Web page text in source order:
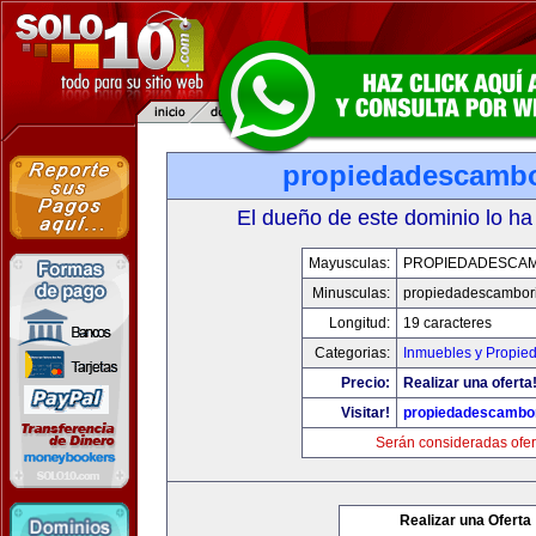
El dueño de este dominio lo
Mayusculas:
Minusculas:
Longitud:
19 caracteres
Categorias:
Inmuebles y
Precio:
Realizar una oferta!
Visitar!
Serán consideradas
Realizar una Oferta